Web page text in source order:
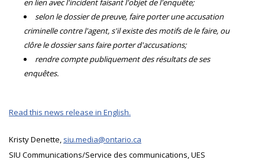
en lien avec l'incident faisant l'objet de l'enquête;
selon le dossier de preuve, faire porter une accusation
criminelle contre l'agent, s'il existe des motifs de le faire, ou
clôre le dossier sans faire porter d'accusations;
rendre compte publiquement des résultats de ses
enquêtes.
Read this news release in English.
Kristy Denette, siu.media@ontario.ca
SIU Communications/Service des communications, UES